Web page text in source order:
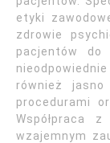
etyki
zdrowie
pacjentów do
również
procedurami
Współpraca
wzajemnym